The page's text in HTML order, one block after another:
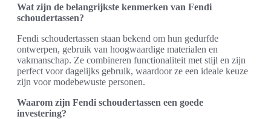
Wat zijn de belangrijkste kenmerken van Fendi
schoudertassen?
Fendi schoudertassen staan bekend om hun gedurfde
ontwerpen, gebruik van hoogwaardige materialen en
vakmanschap. Ze combineren functionaliteit met stijl en zijn
perfect voor dagelijks gebruik, waardoor ze een ideale keuze
zijn voor modebewuste personen.
Waarom zijn Fendi schoudertassen een goede
investering?